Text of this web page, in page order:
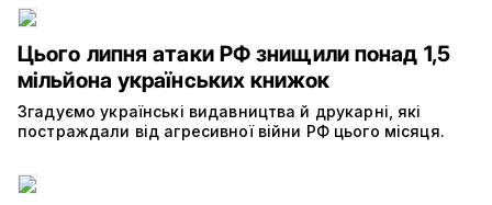
Цього липня атаки РФ знищили понад 1,5
мільйона українських книжок
Згадуємо українські видавництва й друкарні, які
постраждали від агресивної війни РФ цього місяця.